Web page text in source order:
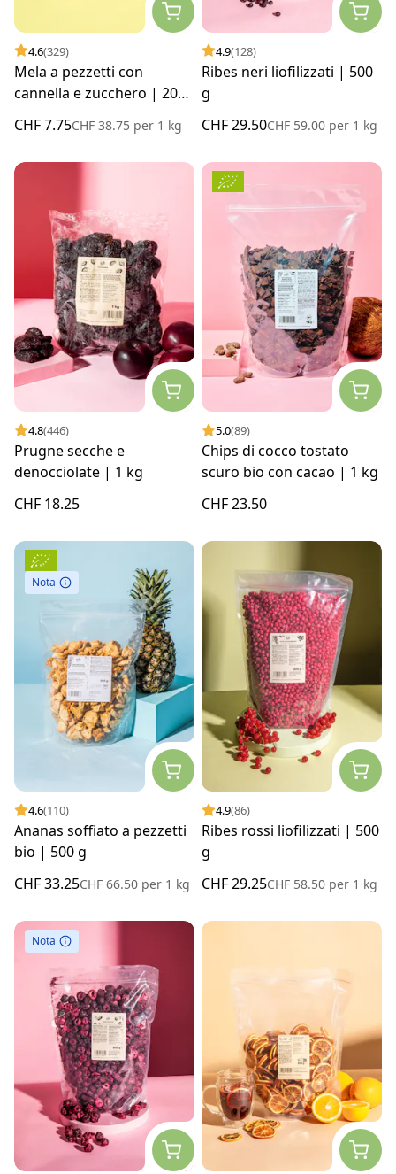
4.6(329)
Mela a pezzetti con
cannella e zucchero | 200
CHF 7.75CHF 38.75 per 1 kg
4.9(128)
Ribes neri liofilizzati | 500
g
CHF 29.50CHF 59.00 per 1 kg
4.8(446)
Prugne secche e
denocciolate | 1 kg
CHF 18.25
5.0(89)
Chips di cocco tostato
scuro bio con cacao | 1 kg
CHF 23.50
Nota
4.6(110)
Ananas soffiato a pezzetti
bio | 500 g
CHF 33.25CHF 66.50 per 1 kg
4.9(86)
Ribes rossi liofilizzati | 500
g
CHF 29.25CHF 58.50 per 1 kg
Nota